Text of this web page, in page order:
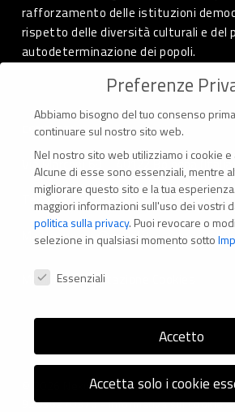
rafforzamento delle istituzioni
rispetto delle diversità culturali e del
autodeterminazione dei popoli.
CONTATTI
Via Marconi 69 – 40122 Bologna
Tel. +39 051 294 775
Mail: er.nexus@er.cgil.it
Modifica impostazione Cookies
© 2026 Nexus ER - Tutti i diritti riservati -
92036270376 -Informativa sui Cookie
Preferenze
Abbiamo bisogno del tuo consenso
continuare sul nostro sito web.
Nel nostro sito web utilizziamo i cookie
Alcune di esse sono essenziali, mentre
migliorare questo sito e la tua esperienza.
maggiori informazioni sull'uso dei vostri
politica sulla privacy. Puoi revocare o
selezione in qualsiasi momento sotto
Preferenze Privacy
Essenziali
Accetto
Accetta solo i cookie